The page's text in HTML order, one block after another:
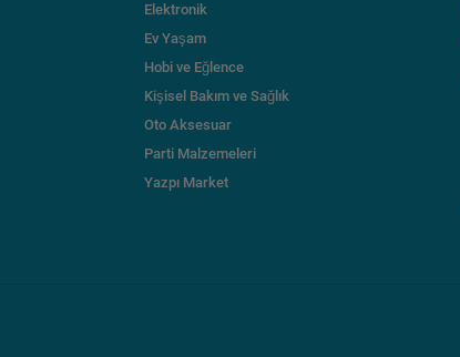
Elektronik
Ev Yaşam
Hobi ve Eğlence
Kişisel Bakım ve Sağlık
Oto Aksesuar
Parti Malzemeleri
Yazpı Market